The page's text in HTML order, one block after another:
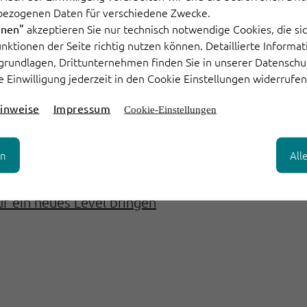
Daten für verschiedene Zwecke.
akzeptieren Sie nur technisch notwendige Cookies, die
der Seite richtig nutzen können. Detaillierte
Drittunternehmen finden Sie in unserer
Einwilligung jederzeit in den Cookie Einstellungen
Impressum Cookie-Einstellungen
daran denken, sondern bekommen zur
entstehen. Und Kund:innen profitieren
nur kommunikativer – sondern
ein neues Level bringen